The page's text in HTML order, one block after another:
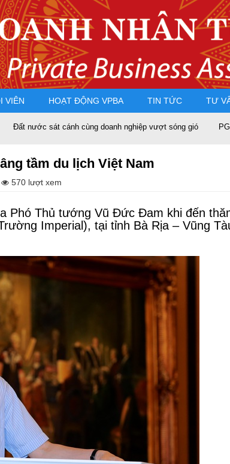
VIÊN HOẠT ĐỘNG VPBA TIN TỨC TƯ
cánh cùng doanh nghiệp vượt sóng gió PGS.TS Nguyễn
tầm du lịch Việt Nam
570 lượt xem
Phó Thủ tướng Vũ Đức Đam khi đến
Imperial), tại tỉnh Bà Rịa – Vũng